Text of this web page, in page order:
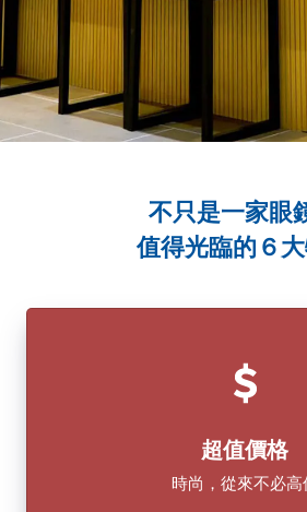
不只是一家眼
值得光臨的６
超值價格
時尚，從來不必高